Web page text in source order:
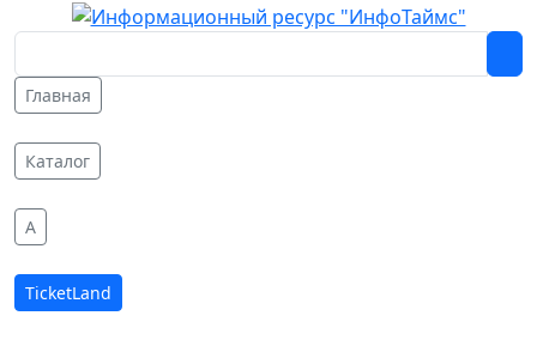
Главная
Каталог
A
TicketLand